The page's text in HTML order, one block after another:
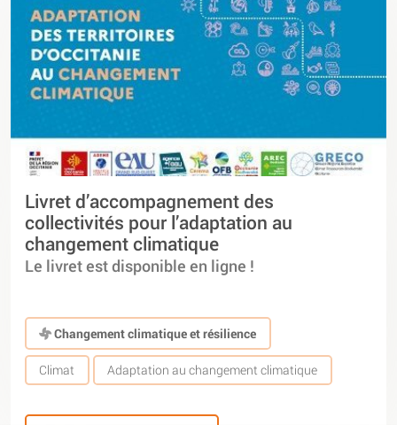
Livret d’accompagnement des
collectivités pour l’adaptation au
changement climatique
Le livret est disponible en ligne !
Changement climatique et résilience
Climat Adaptation au changement climatique